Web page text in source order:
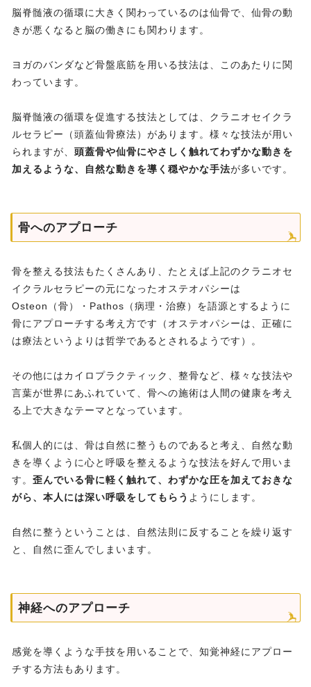
脳脊髄液の循環に大きく関わっているのは仙骨で、仙骨の動
きが悪くなると脳の働きにも関わります。
ヨガのバンダなど骨盤底筋を用いる技法は、このあたりに関
わっています。
脳脊髄液の循環を促進する技法としては、クラニオセイクラ
ルセラピー（頭蓋仙骨療法）があります。様々な技法が用い
られますが、 頭蓋骨や仙骨にやさしく触れてわずかな動きを
加えるような、自然な動きを導く穏やかな手法が多いです。
骨へのアプローチ
骨を整える技法もたくさんあり、たとえば上記のクラニオセ
イクラルセラピーの元になったオステオパシーは
Osteon（骨）・Pathos（病理・治療）を語源とするように
骨にアプローチする考え方です（オステオパシーは、正確に
は療法というよりは哲学であるとされるようです）。
その他にはカイロプラクティック、整骨など、様々な技法や
言葉が世界にあふれていて、骨への施術は人間の健康を考え
る上で大きなテーマとなっています。
私個人的には、骨は自然に整うものであると考え、自然な動
きを導くように心と呼吸を整えるような技法を好んで用いま
す。 歪んでいる骨に軽く触れて、わずかな圧を加えておきな
がら、本人には深い呼吸をしてもらう ようにします。
自然に整うということは、自然法則に反することを繰り返す
と、自然に歪んでしまいます。
神経へのアプローチ
感覚を導くような手技を用いることで、知覚神経にアプロー
チする方法もあります。